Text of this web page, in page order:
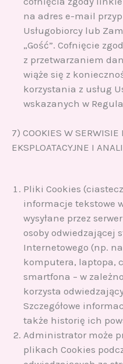
na adres e-mail
Usługobiorcy lub
„Gość”. Cofnięcie
z przetwarzaniem
wiąże się z
korzystania z usług
wskazanych w
7) COOKIES W
EKSPLOATACYJNE I
Pliki Cookies
informacje tekstowe
wysyłane przez
osoby odwiedzającej
Internetowego (np.
komputera, laptopa,
smartfona – w
korzysta
Szczegółowe
także historię ich
Administrator może
plikach Cookies